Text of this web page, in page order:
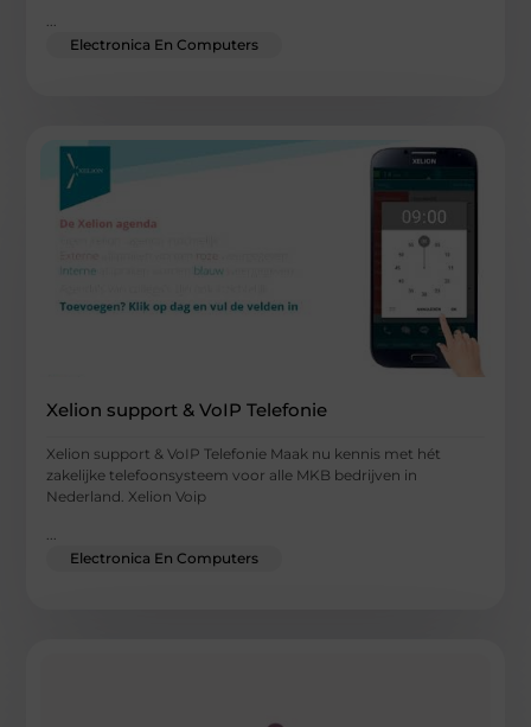
...
Electronica En Computers
Xelion support & VoIP Telefonie
Xelion support & VoIP Telefonie Maak nu kennis met hét
zakelijke telefoonsysteem voor alle MKB bedrijven in
Nederland. Xelion Voip
...
Electronica En Computers